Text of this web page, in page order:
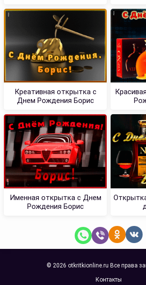
Креативная открытка с
Днем Рождения Борис
Именная открытка с Днем
Рождения Борис
© 2026 otkritkionline.ru Все права
Контакты